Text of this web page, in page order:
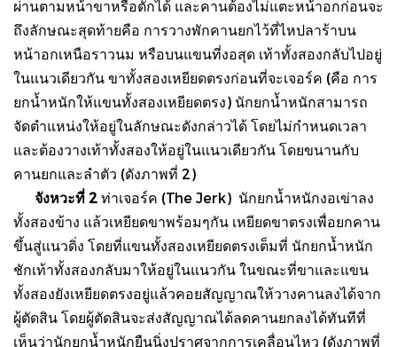
ผ่านตามหน้าขาหรือตักได้ และคานต้องไม่แตะหน้าอกก่อนจะ
ถึงลักษณะสุดท้ายคือ การวางพักคานยกไว้ที่ไหปลาร้าบน
หน้าอกเหนือราวนม หรือบนแขนที่งอสุด เท้าทั้งสองกลับไปอยู่
ในแนวเดียวกัน ขาทั้งสองเหยียดตรงก่อนที่จะเจอร์ค (คือ การ
ยกน้ำหนักให้แขนทั้งสองเหยียดตรง) นักยกน้ำหนักสามารถ
จัดตำแหน่งให้อยู่ในลักษณะดังกล่าวได้ โดยไม่กำหนดเวลา
และต้องวางเท้าทั้งสองให้อยู่ในแนวเดียวกัน โดยขนานกับ
คานยกและลำตัว (ดังภาพที่ 2)
จังหวะที่ 2 ท่าเจอร์ค (The Jerk) นักยกน้ำหนักงอเข่าลง
ทั้งสองข้าง แล้วเหยียดขาพร้อมๆกัน เหยียดขาตรงเพื่อยกคาน
ขึ้นสู่แนวดิ่ง โดยที่แขนทั้งสองเหยียดตรงเต็มที่ นักยกน้ำหนัก
ชักเท้าทั้งสองกลับมาให้อยู่ในแนวกัน ในขณะที่ขาและแขน
ทั้งสองยังเหยียดตรงอยู่แล้วคอยสัญญาณให้วางคานลงได้จาก
ผู้ตัดสิน โดยผู้ตัดสินจะส่งสัญญาณได้ลดคานยกลงได้ทันทีที่
เห็นว่านักยกน้ำหนักยืนนิ่งปราศจากการเคลื่อนไหว (ดังภาพที่